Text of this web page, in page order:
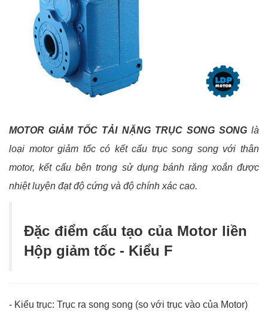
MOTOR GIẢM TỐC TẢI NẶNG TRỤC SONG SONGlà
loại motor giảm tốc có kết cấu trục song song với thân
motor, kết cấu bên trong sử dụng bánh răng xoắn được
nhiệt luyện đạt độ cứng và độ chính xác cao.
Đặc điểm cấu tạo của Motor liền
Hộp giảm tốc - Kiểu F
- Kiểu trục: Trục ra song song (so với trục vào của Motor)